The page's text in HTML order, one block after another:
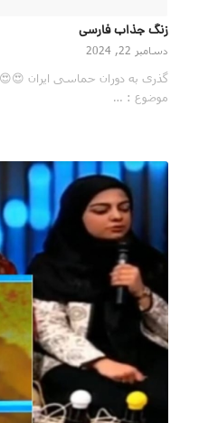
زنگ جذاب فارسی
دسامبر 22, 2024
گذری به دوران حماسی ایران
موضوع : …